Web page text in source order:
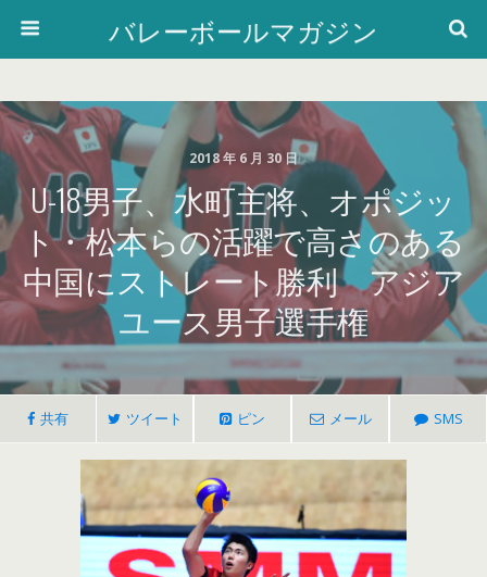
バレーボールマガジン
2018 年 6 月 30 日
U-18男子、水町主将、オポジッ
ト・松本らの活躍で高さのある
中国にストレート勝利 アジア
ユース男子選手権
共有 ツイート ピン メール SMS